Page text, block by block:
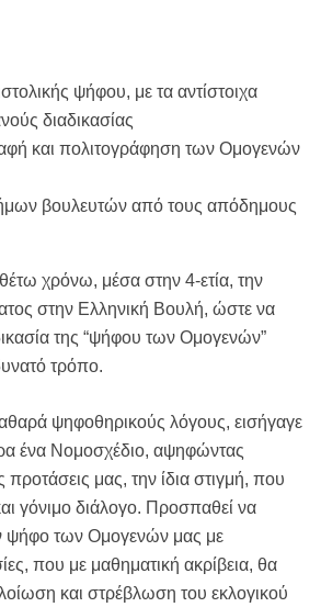
ψήφου, με τα αντίστοιχα
διαδικασίας
και πολιτογράφηση των Ομογενών
βουλευτών από τους απόδημους
χρόνω, μέσα στην 4-ετία, την
στην Ελληνική Βουλή, ώστε να
της “ψήφου των Ομογενών”
τρόπο.
ψηφοθηρικούς λόγους, εισήγαγε
ένα Νομοσχέδιο, αψηφώντας
προτάσεις μας, την ίδια στιγμή, που
γόνιμο διάλογο. Προσπαθεί να
ψήφο των Ομογενών μας με
που με μαθηματική ακρίβεια, θα
και στρέβλωση του εκλογικού